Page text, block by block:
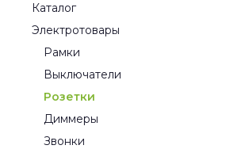
Каталог
Электротовары
Рамки
Выключатели
Розетки
Диммеры
Звонки